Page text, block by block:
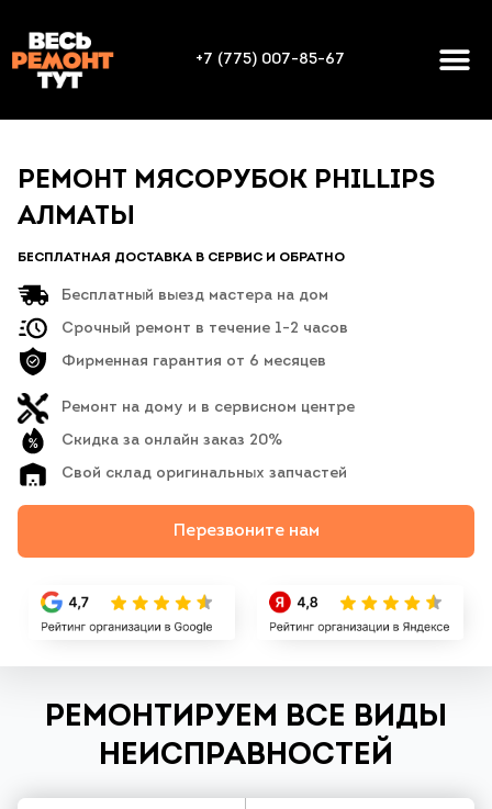
+7 (775) 007-85-67
РЕМОНТ МЯСОРУБОК PHILLIPS
АЛМАТЫ
БЕСПЛАТНАЯ ДОСТАВКА В СЕРВИС И ОБРАТНО
Бесплатный выезд мастера на дом
Срочный ремонт в течение 1-2 часов
Фирменная гарантия от 6 месяцев
Ремонт на дому и в сервисном центре
Скидка за онлайн заказ 20%
Свой склад оригинальных запчастей
Перезвоните нам
РЕМОНТИРУЕМ ВСЕ ВИДЫ
НЕИСПРАВНОСТЕЙ